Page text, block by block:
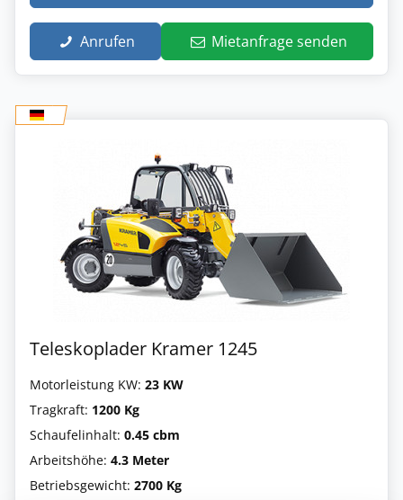
Anrufen Mietanfrage senden
Teleskoplader Kramer 1245
Motorleistung KW: 23 KW
Tragkraft: 1200 Kg
Schaufelinhalt: 0.45 cbm
Arbeitshöhe: 4.3 Meter
Betriebsgewicht: 2700 Kg